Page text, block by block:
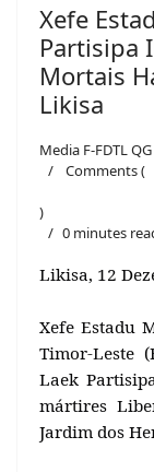
Xefe
Partisipa
Mortais
Likisa
Media F-FDTL QG
Comments (
)
0 minutes
Likisa, 12
Xefe Estadu
Timor-Leste
Laek
mártires
Jardim dos